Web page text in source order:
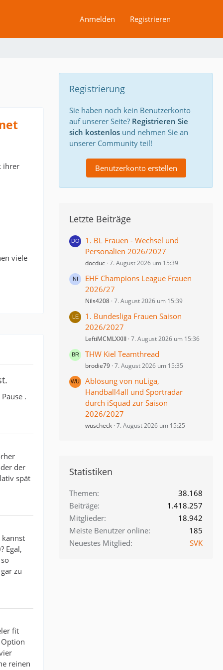
Anmelden Registrieren
ihrer
viele
.
der
spät
Egal,
zu
fit
reinen
Registrierung
Sie haben noch kein Benutzerkonto
auf unserer Seite? Registrieren Sie
sich kostenlos und nehmen Sie an
unserer Community teil!
Benutzerkonto erstellen
Letzte Beiträge
1. BL Frauen - Wechsel und
Personalien 2026/2027
docduc 7. August 2026 um 15:39
EHF Champions League Frauen
2026/27
Nils4208 7. August 2026 um 15:39
1. Bundesliga Frauen Saison
2026/2027
LeftiMCMLXXIII 7. August 2026 um 15:36
THW Kiel Teamthread
brodie79 7. August 2026 um 15:35
Ablösung von nuLiga,
Handball4all und Sportradar
durch iSquad zur Saison
2026/2027
wuscheck 7. August 2026 um 15:25
Statistiken
Themen
38.168
Beiträge
1.418.257
Mitglieder
18.942
Meiste Benutzer online
185
Neuestes Mitglied
SVK